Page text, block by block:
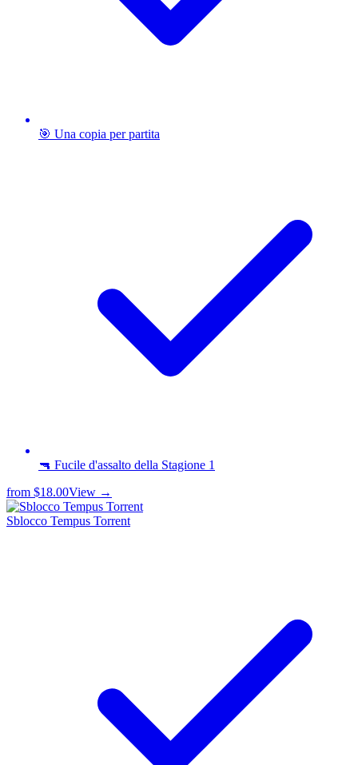
🎯 Una copia per partita
🔫 Fucile d'assalto della Stagione 1
from $18.00View →
Sblocco Tempus Torrent